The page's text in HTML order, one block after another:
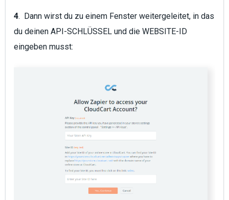
4. Dann wirst du zu einem Fenster weitergeleitet, in das
du deinen API-SCHLÜSSEL und die WEBSITE-ID
eingeben musst: